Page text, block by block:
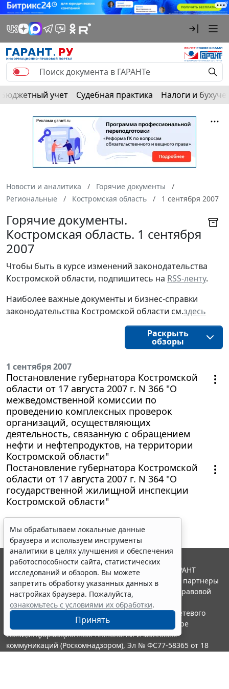
Бюджетный учет Судебная практика Налоги и
Новости и аналитика
Горячие документы
Региональные
Костромская область 1 сентября 2007
Горячие документы.
Костромская область. 1 сентября
2007
Чтобы быть в курсе изменений законодательства
Костромской области, подпишитесь на RSS-ленту.
Наиболее важные документы и бизнес-справки
законодательства Костромской области см.здесь
Раскрыть
обзоры
1 сентября 2007
Постановление губернатора Костромской
области от 17 августа 2007 г. N 366 "О
межведомственной комиссии по
проведению комплексных проверок
организаций, осуществляющих
деятельность, связанную с обращением
нефти и нефтепродуктов, на территории
Костромской области"
Постановление губернатора Костромской
области от 17 августа 2007 г. N 364 "О
государственной жилищной инспекции
Костромской области"
Мы обрабатываем локальные данные
браузера и используем инструменты
аналитики в целях улучшения и обеспечения
работоспособности сайта, статистических
исследований и обзоров. Вы можете
запретить обработку указанных данных в
настройках браузера. Пожалуйста,
ознакомьтесь с условиями их обработки.
Принять
© ООО "НПП "ГАРАНТ-СЕРВИС", 2026. Система ГАРАНТ
выпускается с 1990 года. Компания "Гарант" и ее партнеры
являются участниками Российской ассоциации правовой
информации ГАРАНТ.
Портал ГАРАНТ.РУ зарегистрирован в качестве сетевого
издания Федеральной службой по надзору в сфере
связи,информационных технологий и массовых
коммуникаций (Роскомнадзором), Эл № ФС77-58365 от 18